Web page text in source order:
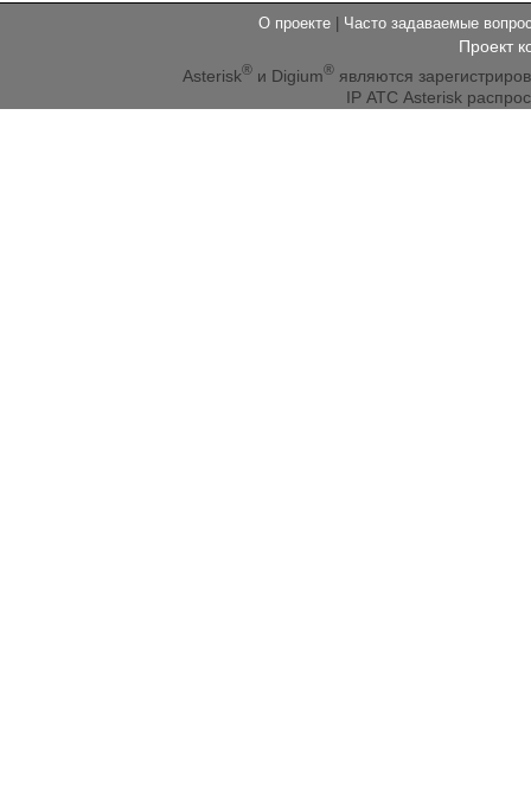
О проекте | Часто задаваемые
Проект
Asterisk®и Digium®являются
IP АТС Asterisk